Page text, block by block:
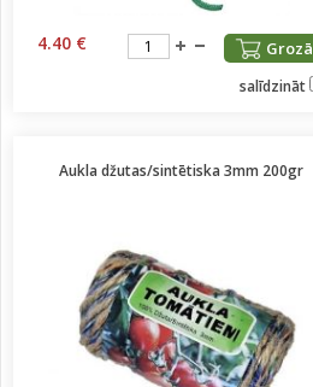
4.40 € Grozā
salīdzināt
Aukla džutas/sintētiska 3mm 200gr